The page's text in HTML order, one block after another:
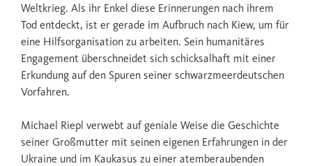
Weltkrieg. Als ihr Enkel diese Erinnerungen nach ihrem
Tod entdeckt, ist er gerade im Aufbruch nach Kiew, um für
eine Hilfsorganisation zu arbeiten. Sein humanitäres
Engagement überschneidet sich schicksalhaft mit einer
Erkundung auf den Spuren seiner schwarzmeerdeutschen
Vorfahren.
Michael Riepl verwebt auf geniale Weise die Geschichte
seiner Großmutter mit seinen eigenen Erfahrungen in der
Ukraine und im Kaukasus zu einer atemberaubenden